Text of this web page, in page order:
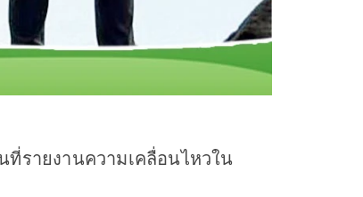
ที่รายงานความเคลื่อนไหวใน